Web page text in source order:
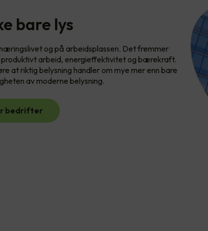
bare lys
og på arbeidsplassen. Det fremmer
produktivt arbeid, energieffektivitet og bærekraft.
at riktig belysning handler om mye mer enn bare
av moderne belysning.
bedrifter